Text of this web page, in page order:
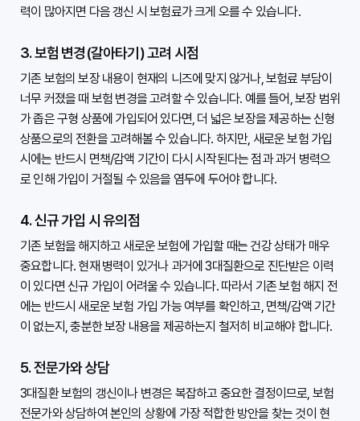
력이 많아지면 다음 갱신 시 보험료가 크게 오를 수 있습니다.
3. 보험 변경(갈아타기) 고려 시점
기존 보험의 보장 내용이 현재의 니즈에 맞지 않거나, 보험료 부담이
너무 커졌을 때 보험 변경을 고려할 수 있습니다. 예를 들어, 보장 범위
가 좁은 구형 상품에 가입되어 있다면, 더 넓은 보장을 제공하는 신형
상품으로의 전환을 고려해볼 수 있습니다. 하지만, 새로운 보험 가입
시에는 반드시 면책/감액 기간이 다시 시작된다는 점과 과거 병력으
로 인해 가입이 거절될 수 있음을 염두에 두어야 합니다.
4. 신규 가입 시 유의점
기존 보험을 해지하고 새로운 보험에 가입할 때는 건강 상태가 매우
중요합니다. 현재 병력이 있거나 과거에 3대질환으로 진단받은 이력
이 있다면 신규 가입이 어려울 수 있습니다. 따라서 기존 보험 해지 전
에는 반드시 새로운 보험 가입 가능 여부를 확인하고, 면책/감액 기간
이 없는지, 충분한 보장 내용을 제공하는지 철저히 비교해야 합니다.
5. 전문가와 상담
3대질환 보험의 갱신이나 변경은 복잡하고 중요한 결정이므로, 보험
전문가와 상담하여 본인의 상황에 가장 적합한 방안을 찾는 것이 현